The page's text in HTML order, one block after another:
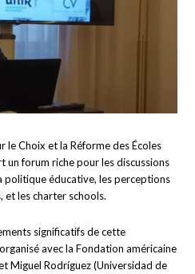
le Choix et la Réforme des Écoles
un forum riche pour les discussions
politique éducative, les perceptions
et les charter schools.
significatifs de cette
avec la Fondation américaine
Miguel Rodríguez (Universidad de